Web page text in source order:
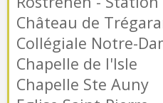
Château de
Collégiale Notre-
Chapelle de l'Isle
Chapelle Ste Auny